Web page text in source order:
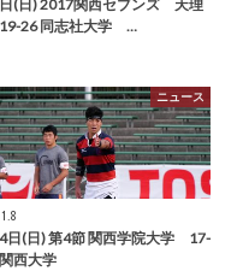
(日) 2017関西セブンズ 天理
26 同志社大学 …
ニュース
日(日) 第4節 関西学院大学 17-
西大学